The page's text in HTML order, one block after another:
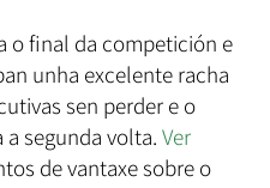
o final da competición e
unha excelente racha
sen perder e o
segunda volta. Ver
de vantaxe sobre o